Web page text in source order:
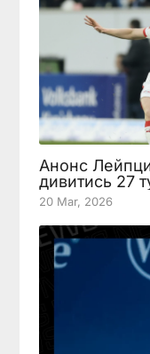
Анонс
дивитись 27
20 Mar, 2026